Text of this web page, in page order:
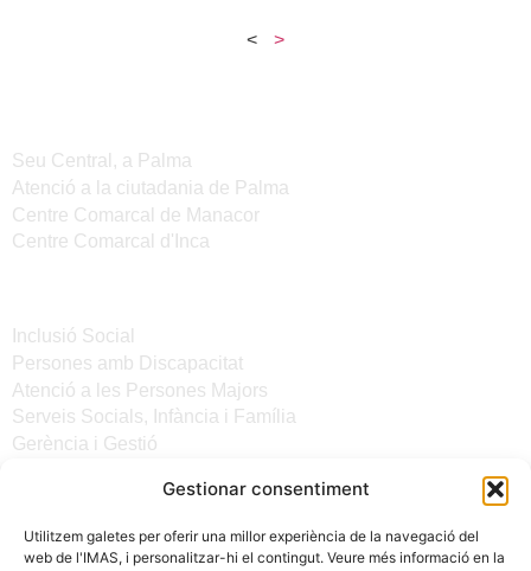
Gestionar consentiment
Utilitzem galetes per oferir una millor experiència de la navegació del
web de l'IMAS, i personalitzar-hi el contingut. Veure més informació en la
< >
Seu Central, a Palma
Atenció a la ciutadania de Palma
Centre Comarcal de Manacor
Centre Comarcal d'Inca
Inclusió Social
Persones amb Discapacitat
Atenció a les Persones Majors
Serveis Socials, Infància i Família
Gerència i Gestió
Altres enllaços
Notícies
Seu electrònica del CiM